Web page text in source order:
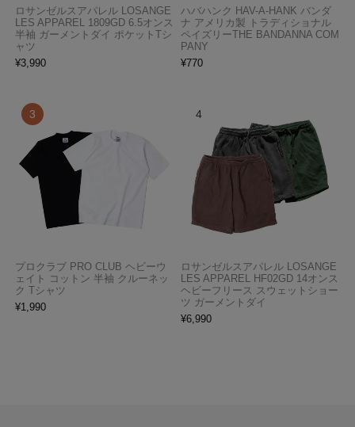
ロサンゼルスアパレル LOSANGE
LES APPAREL 1809GD 6.5オンス
半袖 ガーメントダイ ポケットTシ
ャツ
¥3,990
ハバハンク HAV-A-HANK バンダ
ナ アメリカ製 トラディショナル
ペイズリーTHE BANDANNA COM
PANY
¥770
プロクラブ PRO CLUB ヘビーウ
ェイト コットン 半袖 クルーネッ
ク Tシャツ
¥1,990
ロサンゼルスアパレル LOSANGE
LES APPAREL HF02GD 14オンス
ヘビーフリース スウェットショー
ツ ガーメントダイ
¥6,990